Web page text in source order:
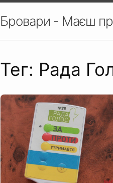
Бровари - Маєш
Тег: Рада